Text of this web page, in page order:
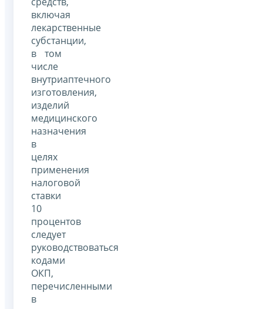
включая
лекарственные
субстанции,
в том
числе
внутриаптечного
изготовления,
изделий
медицинского
назначения
в
целях
применения
налоговой
ставки
10
процентов
следует
руководствоваться
кодами
ОКП,
перечисленными
в